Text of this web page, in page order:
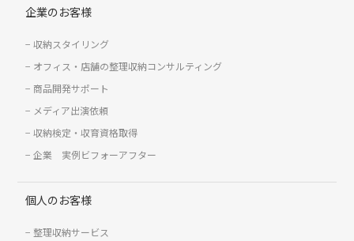
企業のお客様
収納スタイリング
オフィス・店舗の整理収納コンサルティング
商品開発サポート
メディア出演依頼
収納検定・収育資格取得
企業 実例ビフォーアフター
個人のお客様
整理収納サービス